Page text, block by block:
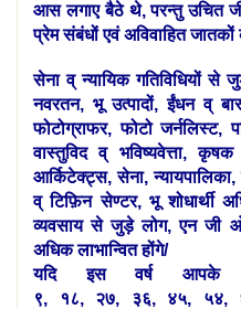
आस लगाए बैठे थे, परन्तु उचित
प्रेम संबंधों एवं अविवाहित
सेना व् न्यायिक गतिविधियों से
नवरतन, भू उत्पादों, ईंधन व्
फोटोग्राफर, फोटो जर्नलिस्ट,
वास्तुविद व् भविष्यवेत्ता,
आर्किटेक्ट्स, सेना,
व् टिफ़िन सेण्टर, भू शोधार्थी
व्यवसाय से जुड़े लोग, एन जी ओ
अधिक लाभान्वित होंगे/
यदि इस वर्ष आपके
९, १८, २७, ३६, ४५, ५४,